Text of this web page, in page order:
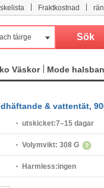
Fraktkostnad
táirge
Väskor Mode
& vattentät,
utskicket:7–15 dagar
Volymvikt: 308 G
Harmless:ingen